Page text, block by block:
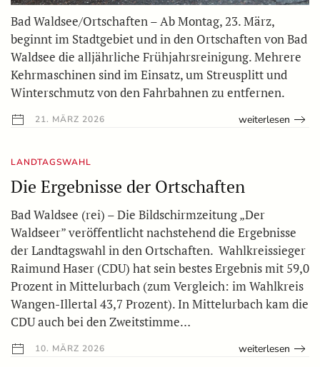
Bad Waldsee/Ortschaften – Ab Montag, 23. März,
beginnt im Stadtgebiet und in den Ortschaften von Bad
Waldsee die alljährliche Frühjahrsreinigung. Mehrere
Kehrmaschinen sind im Einsatz, um Streusplitt und
Winterschmutz von den Fahrbahnen zu entfernen.
21. MÄRZ 2026 weiterlesen
LANDTAGSWAHL
Die Ergebnisse der Ortschaften
Bad Waldsee (rei) – Die Bildschirmzeitung „Der
Waldseer” veröffentlicht nachstehend die Ergebnisse
der Landtagswahl in den Ortschaften. Wahlkreissieger
Raimund Haser (CDU) hat sein bestes Ergebnis mit 59,0
Prozent in Mittelurbach (zum Vergleich: im Wahlkreis
Wangen-Illertal 43,7 Prozent). In Mittelurbach kam die
CDU auch bei den Zweitstimme…
10. MÄRZ 2026 weiterlesen